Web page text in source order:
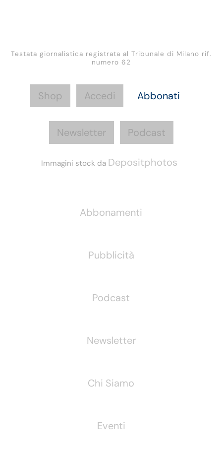
Testata giornalistica registrata al Tribunale di Milano rif.
numero 62
Shop Accedi Abbonati
Newsletter Podcast
Immagini stock da Depositphotos
Abbonamenti
Pubblicità
Podcast
Newsletter
Chi Siamo
Eventi